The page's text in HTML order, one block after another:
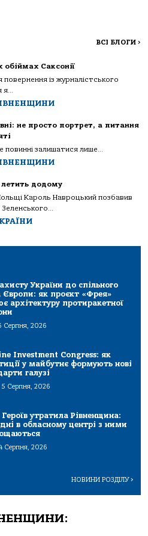
ВСІ БЛОГИ >
обіймах Саксонії
повернення із журналістського
я...
не просто портрет, а питання
повинні залишатися лише...
летить додому
Кароль Навроцький позбавив
України до спільного
як проєкт «Фрея»
архітектуру протиракетної
Серпня, 2026
Investment Congress: як
у майбутнє формують нові
галузі
Серпня, 2026
утратила Рівненщина:
в обласному центрі з ними
Серпня, 2026
НОВИНИ РОЗДІЛУ>